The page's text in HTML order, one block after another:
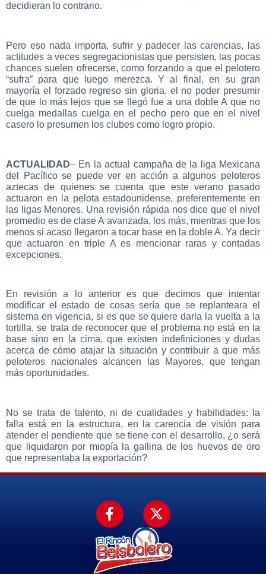
decidieran lo contrario.
Pero eso nada importa, sufrir y padecer las carencias, las
actitudes a veces segregacionistas que persisten, las pocas
chances suelen ofrecerse, como forzando a que el pelotero
“sufra” para que luego merezca. Y al final, en su gran
mayoría el forzado regreso sin gloria, el no poder presumir
de que lo más lejos que se llegó fue a una doble A que no
cuelga medallas cuelga en el pecho pero que en el nivel
casero lo presumen los clubes como logro propio.
ACTUALIDAD– En la actual campaña de la liga Mexicana
del Pacífico se puede ver en acción a algunos peloteros
aztecas de quienes se cuenta que este verano pasado
actuaron en la pelota estadounidense, preferentemente en
las ligas Menores. Una revisión rápida nos dice que el nivel
promedio es de clase A avanzada, los más, mientras que los
menos si acaso llegaron a tocar base en la doble A. Ya decir
que actuaron en triple A es mencionar raras y contadas
excepciones.
En revisión a lo anterior es que decimos que intentar
modificar el estado de cosas sería que se replanteara el
sistema en vigencia, si es que se quiere darla la vuelta a la
tortilla, se trata de reconocer que el problema no está en la
base sino en la cima, que existen indefiniciones y dudas
acerca de cómo atajar la situación y contribuir a que más
peloteros nacionales alcancen las Mayores, que tengan
más oportunidades.
No se trata de talento, ni de cualidades y habilidades: la
falla está en la estructura, en la carencia de visión para
atender el pendiente que se tiene con el desarrollo, ¿o será
que liquidaron por miopía la gallina de los huevos de oro
que representaba la exportación?